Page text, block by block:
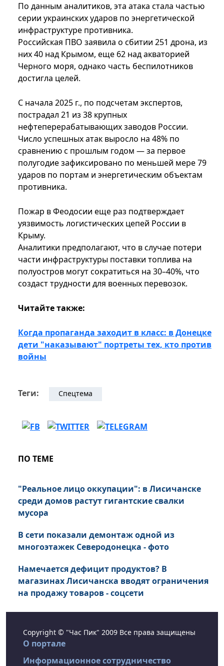
По данным аналитиков, эта атака стала частью
серии украинских ударов по энергетической
инфраструктуре противника.
Российская ПВО заявила о сбитии 251 дрона, из
них 40 над Крымом, еще 62 над акваторией
Черного моря, однако часть беспилотников
достигла целей.
С начала 2025 г., по подсчетам экспертов,
пострадал 21 из 38 крупных
нефтеперерабатывающих заводов России.
Число успешных атак выросло на 48% по
сравнению с прошлым годом — за первое
полугодие зафиксировано по меньшей мере 79
ударов по портам и энергетическим объектам
противника.
Пожар в Феодосии еще раз подтверждает
уязвимость логистических цепей России в
Крыму.
Аналитики предполагают, что в случае потери
части инфраструктуры поставки топлива на
полуостров могут сократиться на 30–40%, что
создаст трудности для военных перевозок.
Читайте также:
Когда пропаганда заходит в класс: в Донецке
дети "наказывают" портреты тех, кто против
войны
Теги: Спецтема
ПО ТЕМЕ
"Реальное лицо оккупации": в Лисичанске
среди домов растут гигантские свалки
мусора
В сети показали демонтаж одной из
многоэтажек Северодонецка - фото
Намечается дефицит продуктов? В
магазинах Лисичанска вводят ограничения
на продажу товаров - соцсети
Copyright © "Час Пик" 2009 Все права защищены
О портале
Информационное сотрудничество